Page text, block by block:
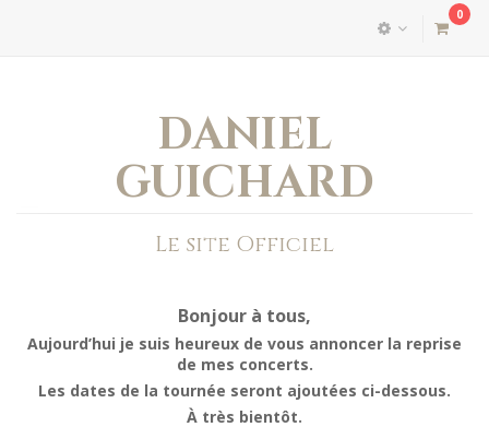
0
DANIEL
GUICHARD
Le site Officiel
Bonjour à tous,
Aujourd’hui je suis heureux de vous annoncer la reprise
de mes concerts.
Les dates de la tournée seront ajoutées ci-dessous.
À très bientôt.